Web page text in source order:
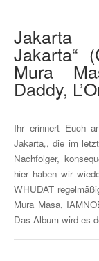
Jakarta
Jakarta“
Mura
Daddy,
Ihr erinnert Euch
Jakarta„, die im
Nachfolger,
hier haben wir
WHUDAT
Mura Masa,
Das Album wird es